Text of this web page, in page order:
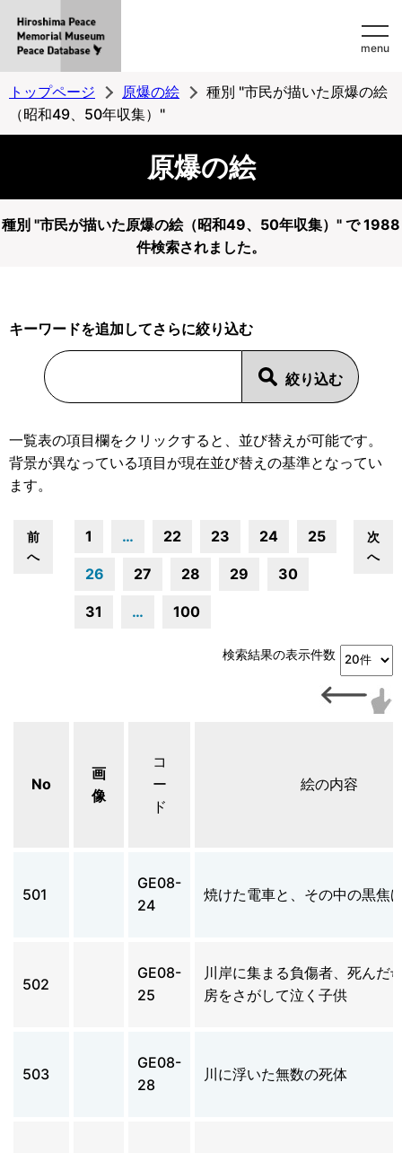
MemorialMuseum
Peace
Database
menu
トップページ 原爆の絵
種別 "市民が描いた原爆の絵
（昭和49、50年収集）"
原爆の絵
種別 "市民が描いた原爆の絵（昭和49、50年収集）" で 1988
件検索されました。
キーワードを追加してさらに絞り込む
一覧表の項目欄をクリックすると、並び替えが可能です。
背景が異なっている項目が現在並び替えの基準となってい
ます。
前
へ
1 … 22 23 24 25
26 27 28 29 30
31 … 100
次
へ
検索結果の表示件数
No
画
像
コ
ー
ド
絵の内容
501
GE08-
24
焼けた電車と、その中の黒焦
502
GE08-
25
川岸に集まる負傷者、死んだ
房をさがして泣く子供
503
GE08-
28
川に浮いた無数の死体